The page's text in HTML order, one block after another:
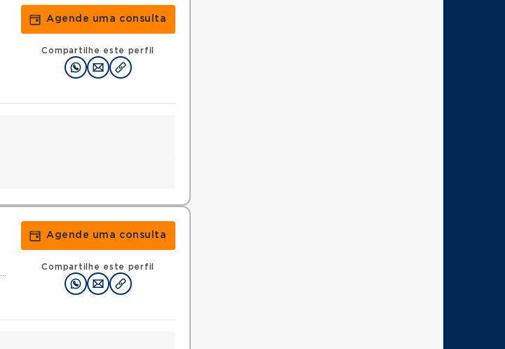
Agende uma consulta
Compartilhe este perfil
Agende uma consulta
Compartilhe este perfil